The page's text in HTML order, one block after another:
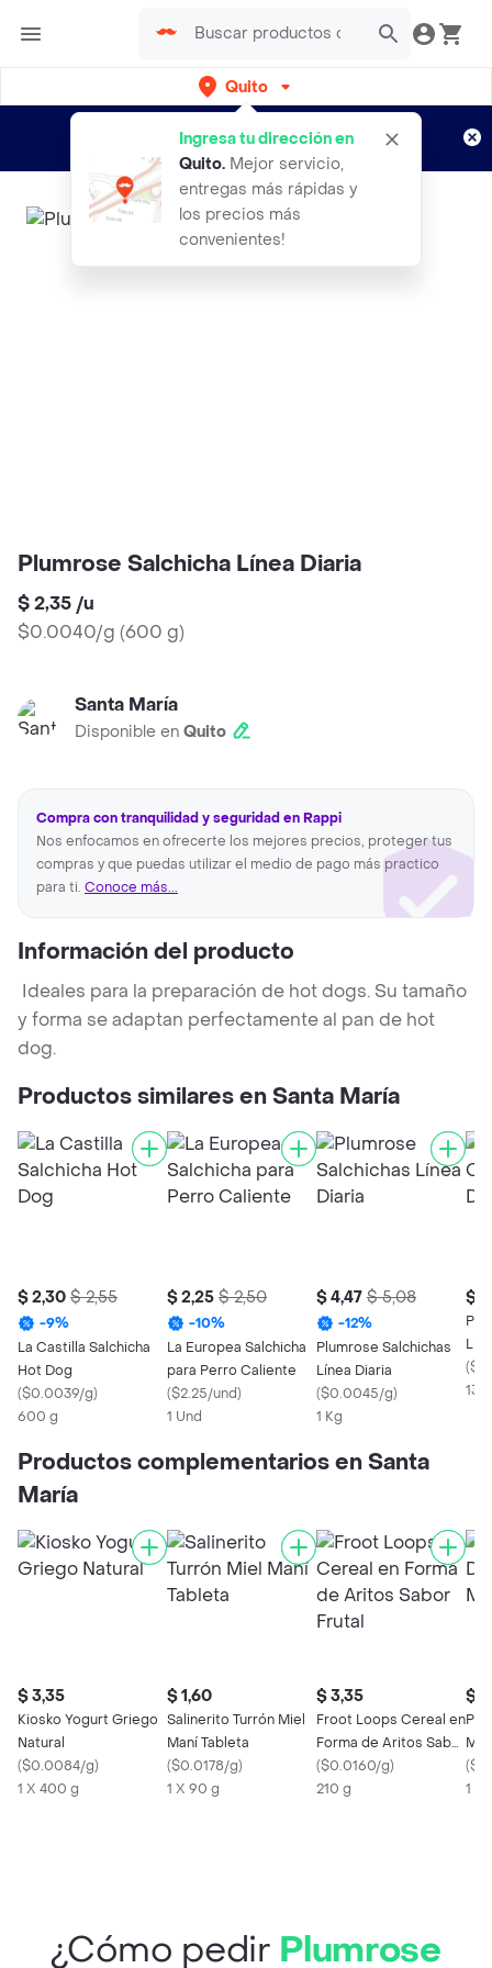
Quito
Ingresa tu dirección en
Quito. Mejor servicio,
entregas más rápidas y
los precios más
convenientes!
envíos gratis por semanas
Aplican TyC
Plumrose Salchicha Línea Diaria
$ 2,35 /u
$0.0040/g (600 g)
Santa María
Disponible en Quito
Compra con tranquilidad y seguridad en Rappi
Nos enfocamos en ofrecerte los mejores precios, proteger tus
compras y que puedas utilizar el medio de pago más practico
para ti. Conoce más...
Información del producto
Ideales para la preparación de hot dogs. Su tamaño
y forma se adaptan perfectamente al pan de hot
dog.
Productos similares en Santa María
$ 2,30 $ 2,55
-9%
La Castilla Salchicha
Hot Dog
($0.0039/g)
600 g
$ 2,25 $ 2,50
-10%
La Europea Salchicha
para Perro Caliente
($2.25/und)
1 Und
$ 4,47 $ 5,08
-12%
Plumrose Salchichas
Línea Diaria
($0.0045/g)
1 Kg
$
(
130
Productos complementarios en Santa
María
$ 3,35
Kiosko Yogurt Griego
Natural
($0.0084/g)
1 X 400 g
$ 1,60
Salinerito Turrón Miel
Maní Tableta
($0.0178/g)
1 X 90 g
$ 3,35
Froot Loops Cereal en
Forma de Aritos Sabor
Frutal
($0.0160/g)
210 g
$
(
1 X
¿Cómo pedir Plumrose